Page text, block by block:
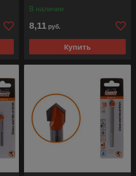
В наличии
8,11 руб.
Купить